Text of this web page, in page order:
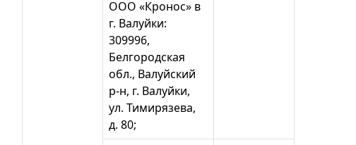
ООО «Кронос» в
г. Валуйки:
309996,
Белгородская
обл., Валуйский
р-н, г. Валуйки,
ул. Тимирязева,
д. 80;